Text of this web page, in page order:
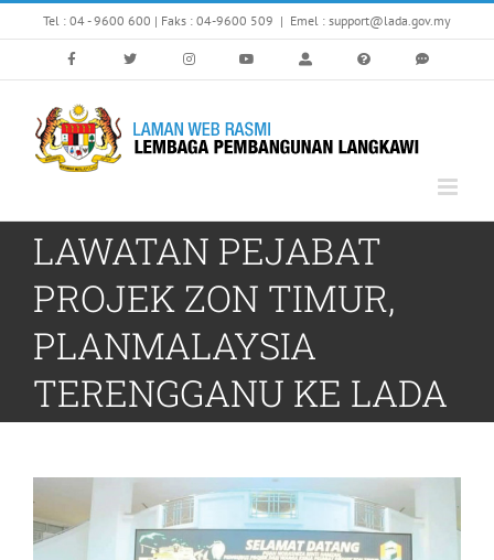
to
Tel : 04 - 9600 600 | Faks : 04-9600 509 | Emel : support@lada.gov.my
LAWATAN PEJABAT
PROJEK ZON TIMUR,
PLANMALAYSIA
TERENGGANU KE LADA